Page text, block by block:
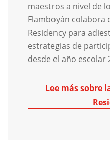
maestros a nivel de
Flamboyán colabora
Residency para
estrategias de
desde el año escolar
Lee más sobre